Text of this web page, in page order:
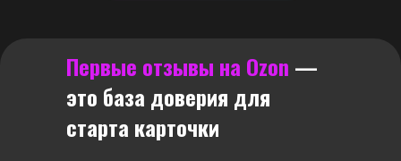
Первые отзывы на Ozon —
это база доверия для
старта карточки